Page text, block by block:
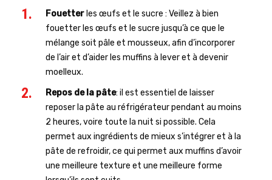
Fouetter les œufs et le sucre : Veillez à bien
fouetter les œufs et le sucre jusqu’à ce que le
mélange soit pâle et mousseux, afin d’incorporer
de l’air et d’aider les muffins à lever et à devenir
moelleux.
Repos de la pâte: il est essentiel de laisser
reposer la pâte au réfrigérateur pendant au moins
2 heures, voire toute la nuit si possible. Cela
permet aux ingrédients de mieux s’intégrer et à la
pâte de refroidir, ce qui permet aux muffins d’avoir
une meilleure texture et une meilleure forme